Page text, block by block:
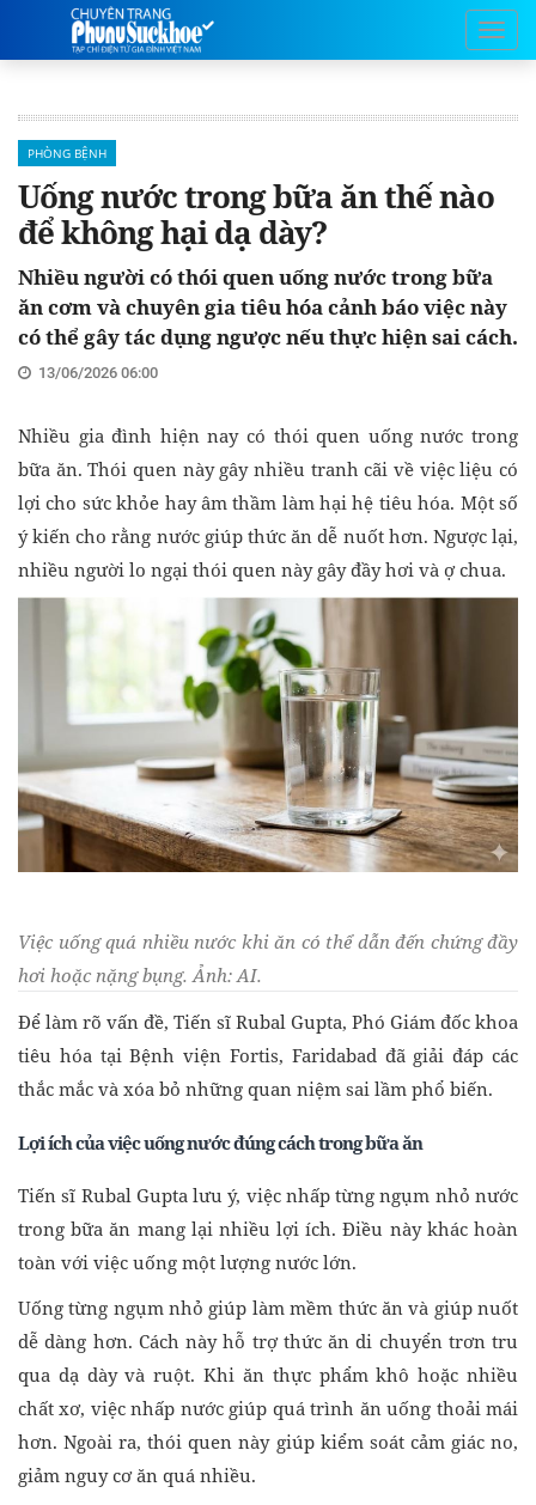
PHÒNG BỆNH
Uống nước trong bữa ăn thế nào
để không hại dạ dày?
Nhiều người có thói quen uống nước trong bữa
ăn cơm và chuyên gia tiêu hóa cảnh báo việc này
có thể gây tác dụng ngược nếu thực hiện sai cách.
13/06/2026 06:00
Nhiều gia đình hiện nay có thói quen uống nước trong
bữa ăn. Thói quen này gây nhiều tranh cãi về việc liệu có
lợi cho sức khỏe hay âm thầm làm hại hệ tiêu hóa. Một số
ý kiến cho rằng nước giúp thức ăn dễ nuốt hơn. Ngược lại,
nhiều người lo ngại thói quen này gây đầy hơi và ợ chua.
Việc uống quá nhiều nước khi ăn có thể dẫn đến chứng đầy
hơi hoặc nặng bụng. Ảnh: AI.
Để làm rõ vấn đề, Tiến sĩ Rubal Gupta, Phó Giám đốc khoa
tiêu hóa tại Bệnh viện Fortis, Faridabad đã giải đáp các
thắc mắc và xóa bỏ những quan niệm sai lầm phổ biến.
Lợi ích của việc uống nước đúng cách trong bữa ăn
Tiến sĩ Rubal Gupta lưu ý, việc nhấp từng ngụm nhỏ nước
trong bữa ăn mang lại nhiều lợi ích. Điều này khác hoàn
toàn với việc uống một lượng nước lớn.
Uống từng ngụm nhỏ giúp làm mềm thức ăn và giúp nuốt
dễ dàng hơn. Cách này hỗ trợ thức ăn di chuyển trơn tru
qua dạ dày và ruột. Khi ăn thực phẩm khô hoặc nhiều
chất xơ, việc nhấp nước giúp quá trình ăn uống thoải mái
hơn. Ngoài ra, thói quen này giúp kiểm soát cảm giác no,
giảm nguy cơ ăn quá nhiều.